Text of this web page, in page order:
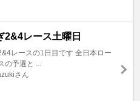
2&4レース土曜日
レースの1日目です 全日本ロー
の予選と ...
さん